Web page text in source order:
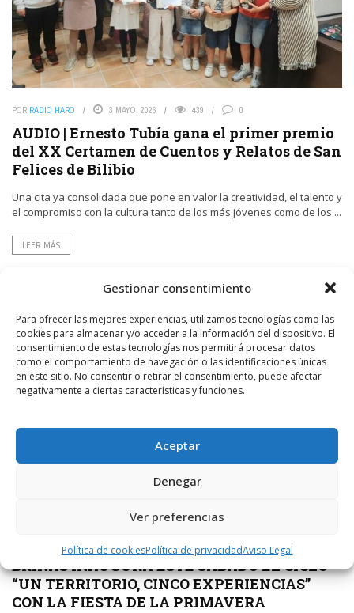
Gestionar consentimiento
Para ofrecer las mejores experiencias, utilizamos tecnologías como las
cookies para almacenar y/o acceder a la información del dispositivo. El
consentimiento de estas tecnologías nos permitirá procesar datos
como el comportamiento de navegación o las identificaciones únicas
en este sitio. No consentir o retirar el consentimiento, puede afectar
negativamente a ciertas características y funciones.
Aceptar
Denegar
Ver preferencias
Política de cookiesPolítica de privacidadAviso Legal
POR RADIO HARO 3 MAYO, 2026 439 0
AUDIO | Ernesto Tubía gana el primer premio
del XX Certamen de Cuentos y Relatos de San
Felices de Bilibio
Una cita ya consolidada que pone en valor la creatividad, el talento y
el compromiso con la cultura tanto de los más jóvenes como de los ...
LEER MÁS
BRIÑAS INAUGURA ESTE SÁBADO EL CICLO
“UN TERRITORIO, CINCO EXPERIENCIAS”
CON LA FIESTA DE LA PRIMAVERA